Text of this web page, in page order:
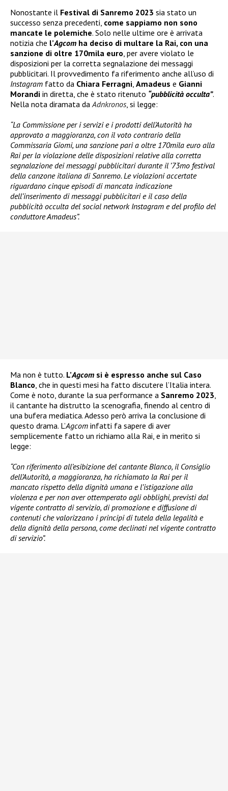
Nonostante il Festival di Sanremo 2023 sia stato un
successo senza precedenti, come sappiamo non sono
mancate le polemiche. Solo nelle ultime ore è arrivata
notizia che l’Agcom ha deciso di multare la Rai, con una
sanzione di oltre 170mila euro, per avere violato le
disposizioni per la corretta segnalazione dei messaggi
pubblicitari. Il provvedimento fa riferimento anche all’uso di
Instagram fatto da Chiara Ferragni, Amadeus e Gianni
Morandi in diretta, che è stato ritenuto “pubblicità occulta”.
Nella nota diramata daAdnkronos, si legge:
“La Commissione per i servizi e i prodotti dell’Autorità ha
approvato a maggioranza, con il voto contrario della
Commissaria Giomi, una sanzione pari a oltre 170mila euro alla
Rai per la violazione delle disposizioni relative alla corretta
segnalazione dei messaggi pubblicitari durante il ’73mo festival
della canzone italiana di Sanremo. Le violazioni accertate
riguardano cinque episodi di mancata indicazione
dell’inserimento di messaggi pubblicitari e il caso della
pubblicità occulta del social network Instagram e del profilo del
conduttore Amadeus”.
Ma non è tutto. L’Agcom si è espresso anche sul Caso
Blanco, che in questi mesi ha fatto discutere l’Italia intera.
Come è noto, durante la sua performance a Sanremo 2023,
il cantante ha distrutto la scenografia, finendo al centro di
una bufera mediatica. Adesso però arriva la conclusione di
questo drama. L’Agcom infatti fa sapere di aver
semplicemente fatto un richiamo alla Rai, e in merito si
legge:
“Con riferimento all’esibizione del cantante Blanco, il Consiglio
dell’Autorità, a maggioranza, ha richiamato la Rai per il
mancato rispetto della dignità umana e l’istigazione alla
violenza e per non aver ottemperato agli obblighi, previsti dal
vigente contratto di servizio, di promozione e diffusione di
contenuti che valorizzano i principi di tutela della legalità e
della dignità della persona, come declinati nel vigente contratto
di servizio”.